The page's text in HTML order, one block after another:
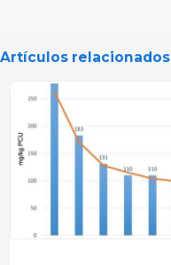
Artículos relacionados